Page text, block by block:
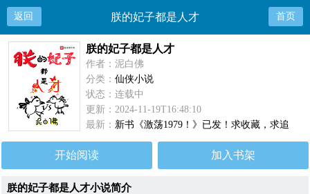
返回 朕的妃子都是人才 首页
朕的妃子都是人才
作者：泥白佛
分类：仙侠小说
状态：连载中
更新：2024-11-19T16:48:10
最新： 新书《激荡1979！》已发！求收藏，求追
读！
开始阅读 加入书架
朕的妃子都是人才小说简介